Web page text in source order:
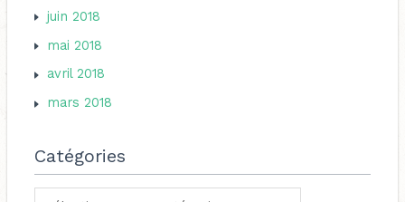
juin 2018
mai 2018
avril 2018
mars 2018
Catégories